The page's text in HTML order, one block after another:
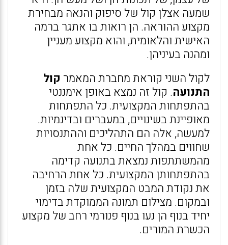
שמעה אצלן קול של סיפוק והנאה מבחירת
מקצוע ההוראה. הן רואות בו אתגר ברמה
האישית והלאומית, והוא מקצוע מעניין
ומהנה בעיניהן.
לקול השני קוראת מחברת המאמר קול
התנועה. קול זה נמצא באופן אימננטי
בהתפתחות המקצועית. כל התפתחות
מאופיינת בשינויים, במעברים ובדינמיות.
למעשה, אלה הם התהליכים וההתנסויות
שחווים במהלך החיים. כל אחת
מהמשתתפות נמצאת בתנועה קדימה
בהתפתחותן המקצועית. כל אחת הרחיבה
את נקודת המבט המקצועית שלה בזמן
ובמקום. מצילום תמונה הממוקדת בדימוי
יחיד בנוף הן נעו בנוף פנורמי רחב של מקצוע
הכשרת המורים.